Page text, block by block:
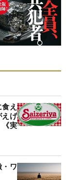
え
げ
実
・ワ